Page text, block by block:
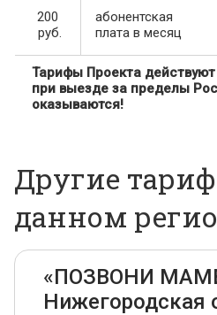
200
руб.
абонентская
плата в месяц
Тарифы Проекта
при выезде за пределы
оказываются!
Другие
данном
«ПОЗВОНИ
Нижегородская